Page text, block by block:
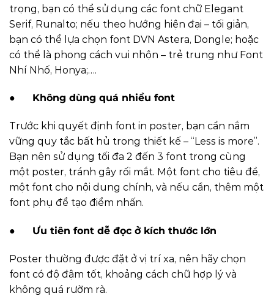
trọng, bạn có thể sử dụng các font chữ Elegant
Serif, Runalto; nếu theo hướng hiện đại – tối giản,
bạn có thể lựa chọn font DVN Astera, Dongle; hoặc
có thể là phong cách vui nhộn – trẻ trung như Font
Nhí Nhố, Honya;….
● Không dùng quá nhiều font
Trước khi quyết định font in poster, bạn cần nắm
vững quy tắc bất hủ trong thiết kế – “Less is more”.
Bạn nên sử dụng tối đa 2 đến 3 font trong cùng
một poster, tránh gây rối mắt. Một font cho tiêu đề,
một font cho nội dung chính, và nếu cần, thêm một
font phụ để tạo điểm nhấn.
● Ưu tiên font dễ đọc ở kích thước lớn
Poster thường được đặt ở vị trí xa, nên hãy chọn
font có độ đậm tốt, khoảng cách chữ hợp lý và
không quá rườm rà.